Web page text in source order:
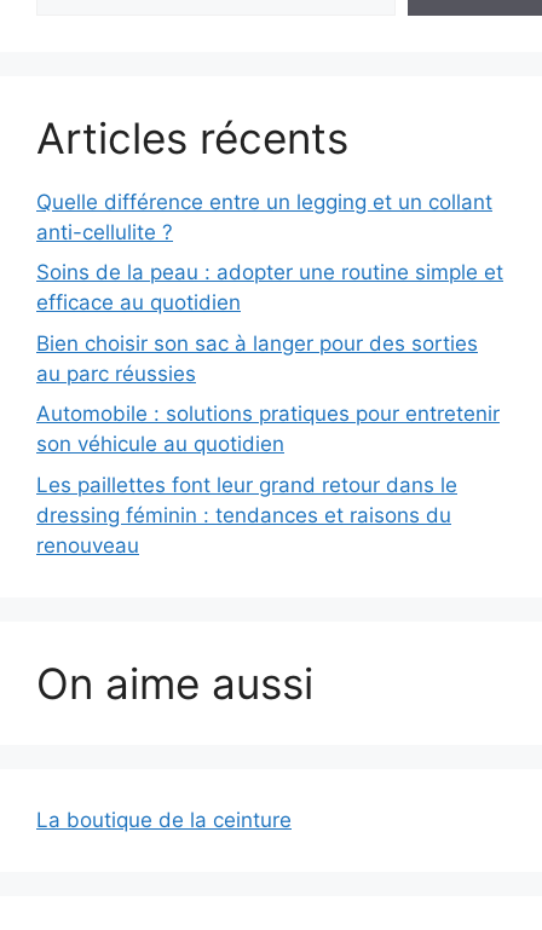
Articles récents
Quelle différence entre un legging et un collant
anti-cellulite ?
Soins de la peau : adopter une routine simple et
efficace au quotidien
Bien choisir son sac à langer pour des sorties
au parc réussies
Automobile : solutions pratiques pour entretenir
son véhicule au quotidien
Les paillettes font leur grand retour dans le
dressing féminin : tendances et raisons du
renouveau
On aime aussi
La boutique de la ceinture